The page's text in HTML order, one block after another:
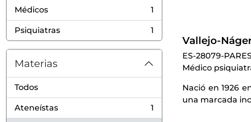
Médicos
, 1 resultados
1
Psiquiatras
, 1 resultados
1
Materias
Todos
Ateneístas
, 1 resultados
1
Vallejo-
ES-28079-
Médico
Nació en 1926
una marcada